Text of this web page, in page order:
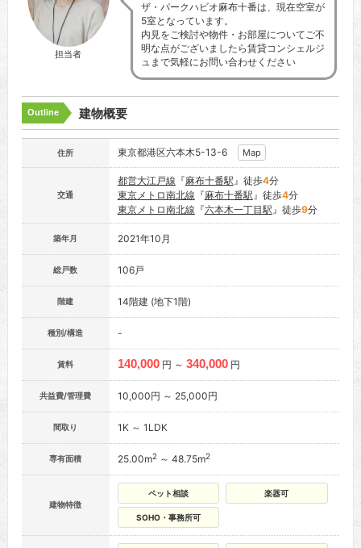
担当者
ザ・パークハビオ麻布十番は、現在空室が
5室となっています。
内見をご検討や物件・お部屋についてご不
明な点がございましたら賃貸コンシェルジ
ュまで気軽にお問い合わせください
Outline 建物概要
住所 東京都港区六本木5-13-6 Map
交通
都営大江戸線 『麻布十番駅』徒歩4分
東京メトロ南北線 『麻布十番駅』徒歩4分
東京メトロ南北線 『六本木一丁目駅』徒歩9分
築年月 2021年10月
総戸数 106戸
階建 14階建 (地下1階)
種別/構造 -
賃料 140,000 円 ～ 340,000 円
共益費/管理費 10,000円 ～ 25,000円
間取り 1K ～ 1LDK
専有面積 25.00m2～ 48.75m2
建物特徴
ペット相談 楽器可
SOHO・事務所可